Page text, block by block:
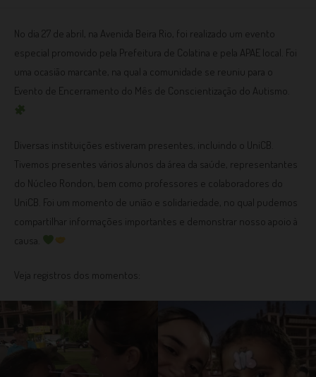
No dia 27 de abril, na Avenida Beira Rio, foi realizado um evento
especial promovido pela Prefeitura de Colatina e pela APAE local. Foi
uma ocasião marcante, na qual a comunidade se reuniu para o
Evento de Encerramento do Mês de Conscientização do Autismo.
Diversas instituições estiveram presentes, incluindo o UniCB.
Tivemos presentes vários alunos da área da saúde, representantes
do Núcleo Rondon, bem como professores e colaboradores do
UniCB. Foi um momento de união e solidariedade, no qual pudemos
compartilhar informações importantes e demonstrar nosso apoio à
causa.
Veja registros dos momentos: